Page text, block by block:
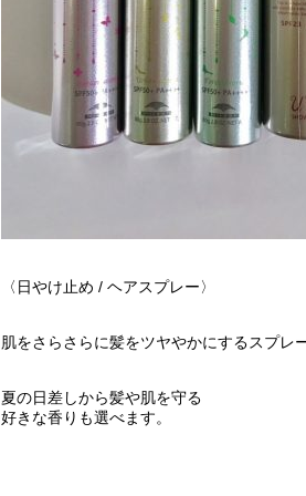
〈日やけ止め / ヘアスプレー〉
肌をさらさらに髪をツヤやかにするスプレ
夏の日差しから髪や肌を守る
好きな香りも選べます。